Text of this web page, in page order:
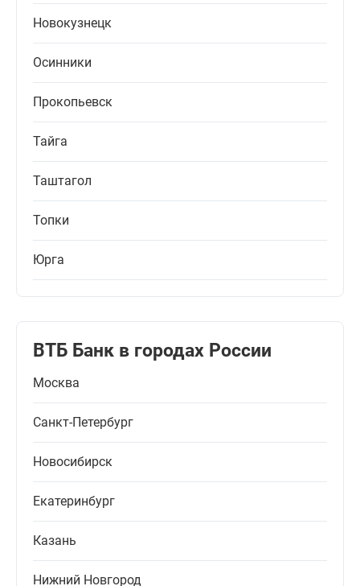
Новокузнецк
Осинники
Прокопьевск
Тайга
Таштагол
Топки
Юрга
ВТБ Банк в городах России
Москва
Санкт-Петербург
Новосибирск
Екатеринбург
Казань
Нижний Новгород